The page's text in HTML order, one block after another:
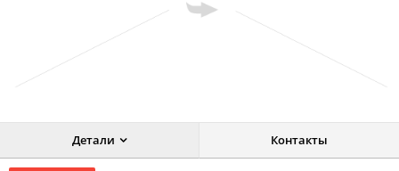
Детали Контакты